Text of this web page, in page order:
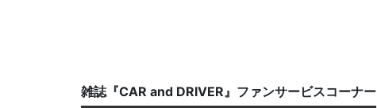
雑誌『CAR and DRIVER』ファンサービスコーナー